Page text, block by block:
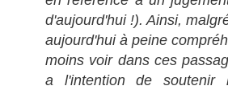
d'aujourd'hui !). Ainsi,
aujourd'hui à peine
moins voir dans ces
a l'intention de